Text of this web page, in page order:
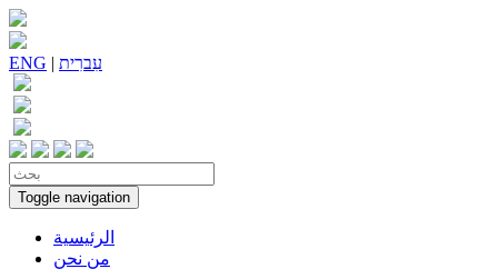
ENG | עִברִית
Toggle navigation
الرئيسية
من نحن